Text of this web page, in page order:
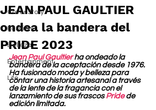
Cover Story
Fashion
Belleza
Entertainment
Life
JEAN PAUL GAULTIER
ondea la bandera del
PRIDE 2023
Jean Paul Gaultier ha ondeado la
bandera de la aceptación desde 1976.
Ha fusionado moda y belleza para
contar una historia artesanal a través
de la lente de la fragancia con el
lanzamiento de sus frascos Pride de
edición limitada.